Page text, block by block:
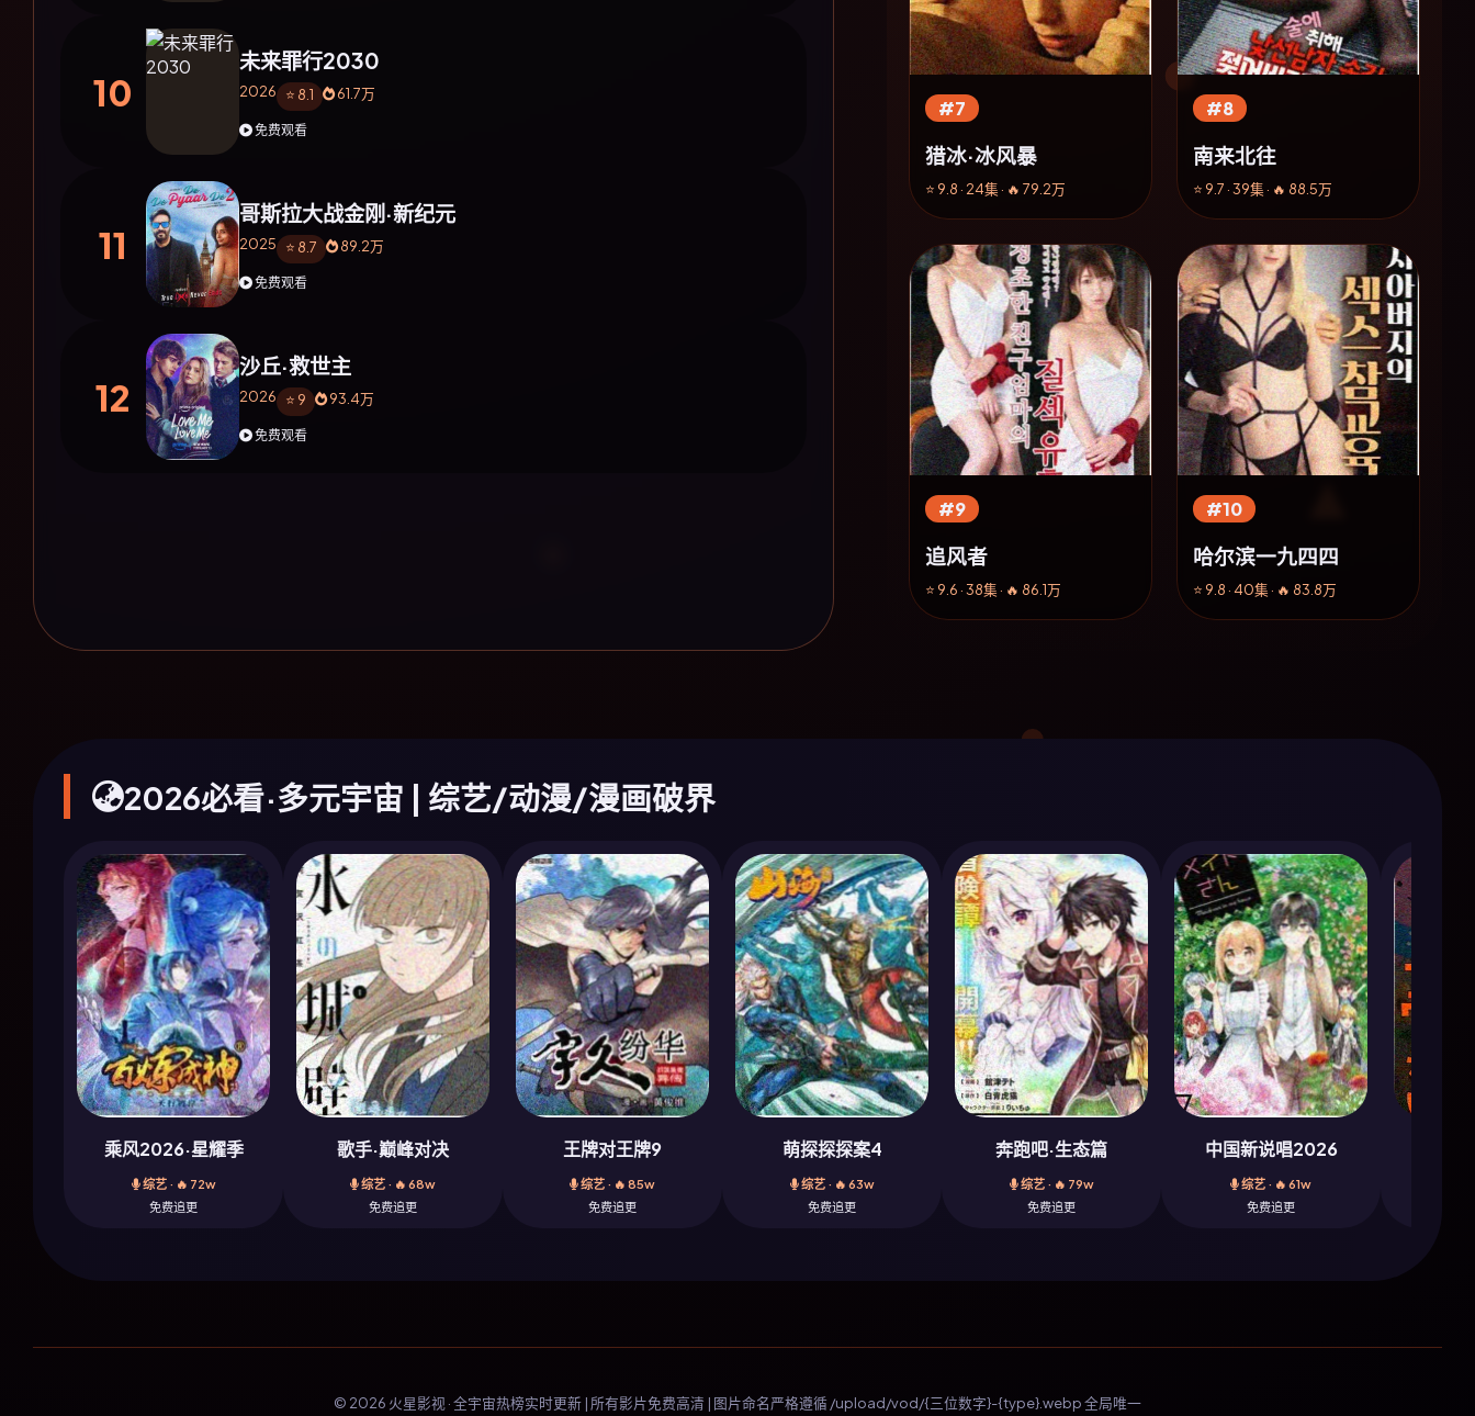
10
未来罪行2030
2026 ⭐ 8.1 61.7万
免费观看
11
哥斯拉大战金刚·新纪元
2025 ⭐ 8.7 89.2万
免费观看
12
沙丘·救世主
2026 ⭐ 9 93.4万
免费观看
#7
猎冰·冰风暴
⭐ 9.8 · 24集 · 🔥 79.2万
#8
南来北往
⭐ 9.7 · 39集 · 🔥 88.5万
#9
追风者
⭐ 9.6 · 38集 · 🔥 86.1万
#10
哈尔滨一九四四
⭐ 9.8 · 40集 · 🔥 83.8万
2026必看·多元宇宙 | 综艺/动漫/漫画破界
乘风2026·星耀季
综艺 · 🔥 72w
免费追更
歌手·巅峰对决
综艺 · 🔥 68w
免费追更
王牌对王牌9
综艺 · 🔥 85w
免费追更
萌探探探案4
综艺 · 🔥 63w
免费追更
奔跑吧·生态篇
综艺 · 🔥 79w
免费追更
中国新说唱2026
综艺 · 🔥 61w
免费追更
© 2026 火星影视 · 全宇宙热榜实时更新 | 所有影片免费高清 | 图片命名严格遵循 /upload/vod/{三位数字}-{type}.webp 全局唯一